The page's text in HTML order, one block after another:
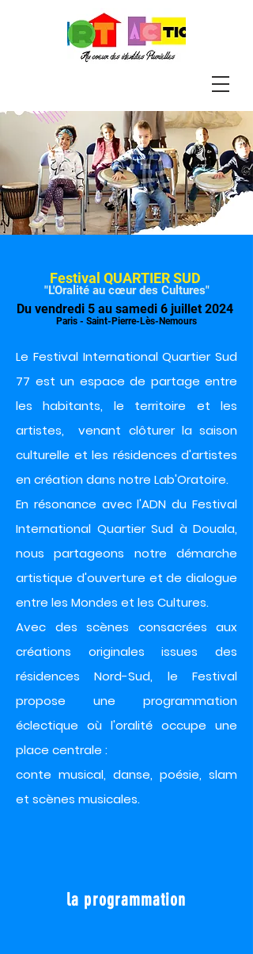
Festival QUARTIER SUD
"L'Oralité au cœurdes Cultures"
Du vendredi 5 au samedi 6 juillet2024
Paris - Saint-Pierre-Lès-Nemours
Le Festival International Quartier Sud
77 est un espace de partage entre
les habitants, le territoire et les
artistes, venant clôturerla saison
culturelle et les résidences d'artistes
en création dans notre Lab'Oratoire.
En résonance avec l'ADN du Festival
International Quartier Sud à Douala,
nous partageons notre démarche
artistique d'ouverture et de dialogue
entre les Mondes et les Cultures.
Avec des scènes consacrées aux
créations originales issues des
résidences Nord-Sud, le Festival
propose une programmation
éclectique où l'oralité occupe une
place centrale :
conte musical, danse, poésie, slam
et scènes musicales.
la programmation